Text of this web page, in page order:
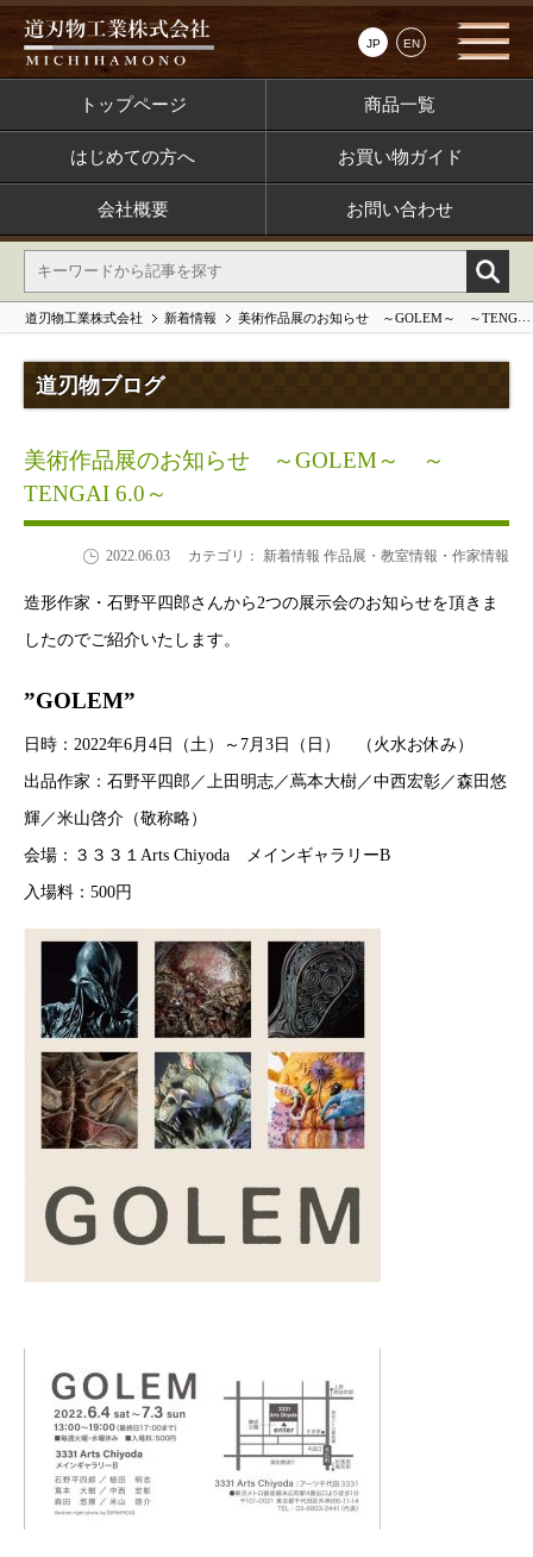
JP EN
トップページ 商品一覧
はじめての方へ お買い物ガイド
会社概要 お問い合わせ
道刃物工業株式会社 新着情報 美術作品展のお知らせ ～GOLEM～ ～TENGAI 6.0～
道刃物ブログ
美術作品展のお知らせ ～GOLEM～ ～
TENGAI 6.0～
2022.06.03 カテゴリ： 新着情報 作品展・教室情報・作家情報
造形作家・石野平四郎さんから2つの展示会のお知らせを頂きま
したのでご紹介いたします。
”GOLEM”
日時：2022年6月4日（土）～7月3日（日） （火水お休み）
出品作家：石野平四郎／上田明志／蔦本大樹／中西宏彰／森田悠
輝／米山啓介（敬称略）
会場：３３３１Arts Chiyoda メインギャラリーB
入場料：500円